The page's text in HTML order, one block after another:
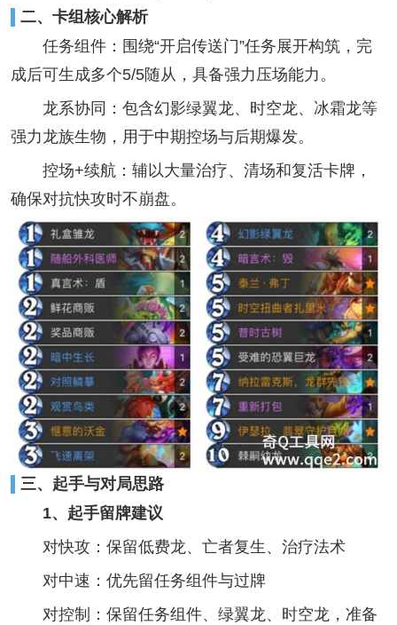
二、卡组核心解析
任务组件：围绕“开启传送门”任务展开构筑，完
成后可生成多个5/5随从，具备强力压场能力。
龙系协同：包含幻影绿翼龙、时空龙、冰霜龙等
强力龙族生物，用于中期控场与后期爆发。
控场+续航：辅以大量治疗、清场和复活卡牌，
确保对抗快攻时不崩盘。
三、起手与对局思路
1、起手留牌建议
对快攻：保留低费龙、亡者复生、治疗法术
对中速：优先留任务组件与过牌
对控制：保留任务组件、绿翼龙、时空龙，准备